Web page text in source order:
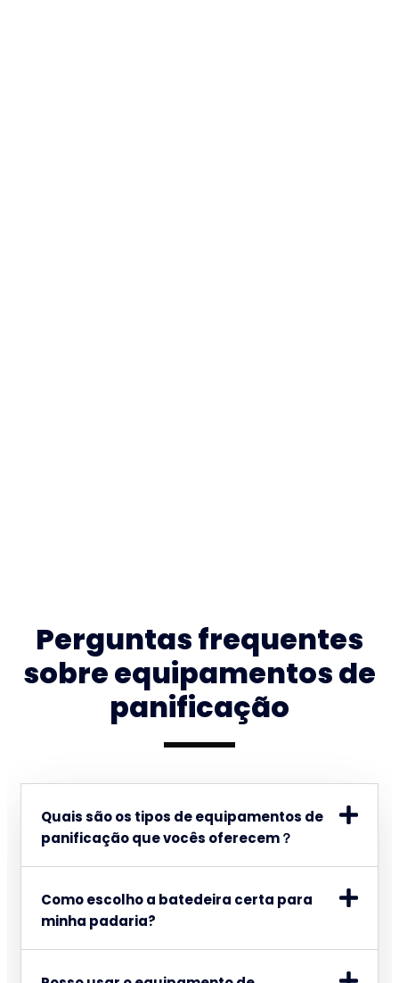
Perguntas frequentes
sobre equipamentos de
panificação
Quais são os tipos de equipamentos de
panificação que vocês oferecem？
Como escolho a batedeira certa para
minha padaria?